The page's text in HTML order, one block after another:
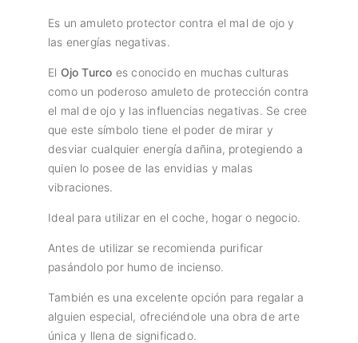
Es un amuleto protector contra el mal de ojo y
las energías negativas.
El Ojo Turco es conocido en muchas culturas
como un poderoso amuleto de protección contra
el mal de ojo y las influencias negativas. Se cree
que este símbolo tiene el poder de mirar y
desviar cualquier energía dañina, protegiendo a
quien lo posee de las envidias y malas
vibraciones.
Ideal para utilizar en el coche, hogar o negocio.
Antes de utilizar se recomienda purificar
pasándolo por humo de incienso.
También es una excelente opción para regalar a
alguien especial, ofreciéndole una obra de arte
única y llena de significado.